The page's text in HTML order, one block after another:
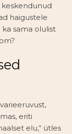
keskendunud
haigustele
ka sama olulist
eriti
elu,“ ütles